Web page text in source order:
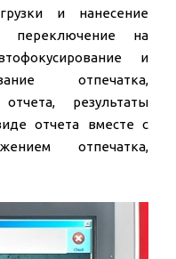
и нанесение
переключение на
и
отпечатка,
результаты
отчета вместе с
отпечатка,